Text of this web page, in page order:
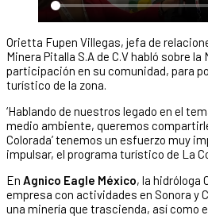
Orietta Fupen Villegas, jefa de
Minera Pitalla S.A de C.V habló sobre la
participación en su comunidad, para
turístico de la zona.
‘Hablando de nuestros legado en el
medio ambiente, queremos
Colorada’ tenemos un esfuerzo muy
impulsar, el programa turístico de La
En Agnico Eagle México, la hidróloga
empresa con actividades en Sonora y
una minería que trascienda, así como